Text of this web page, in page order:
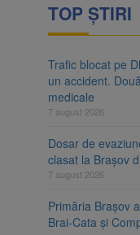
TOP ȘTIRI
Trafic blocat pe
un accident.
medicale
7 august 2026
Dosar de
clasat la Brașov
7 august 2026
Primăria Brașov
Brai-Cata și